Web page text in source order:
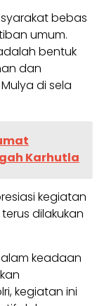
bebas
umum.
bentuk
dan
di sela
Karhutla
kegiatan
dilakukan
keadaan
kegiatan ini